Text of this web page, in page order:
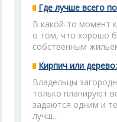
Где лучше всего
В какой-то момент
о том, что хорошо
собственным
Кирпич или
Владельцы
только планируют
задаются одним и
лучш...